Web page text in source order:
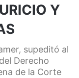
Y
supeditó al
Derecho
de la Corte